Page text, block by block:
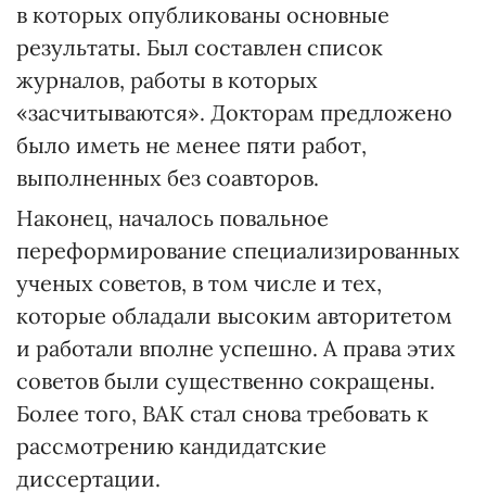
в которых опубликованы основные
результаты. Был составлен список
журналов, работы в которых
«засчитываются». Докторам предложено
было иметь не менее пяти работ,
выполненных без соавторов.
Наконец, началось повальное
переформирование специализированных
ученых советов, в том числе и тех,
которые обладали высоким авторитетом
и работали вполне успешно. А права этих
советов были существенно сокращены.
Более того, ВАК стал снова требовать к
рассмотрению кандидатские
диссертации.